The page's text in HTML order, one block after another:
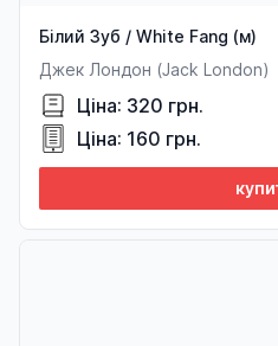
Білий Зуб / White Fang (м)
Джек Лондон (Jack London)
Ціна: 320 грн.
Ціна: 160 грн.